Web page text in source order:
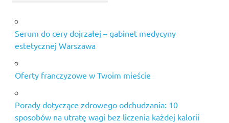
Serum do cery dojrzałej – gabinet medycyny
estetycznej Warszawa
Oferty franczyzowe w Twoim mieście
Porady dotyczące zdrowego odchudzania: 10
sposobów na utratę wagi bez liczenia każdej kalorii